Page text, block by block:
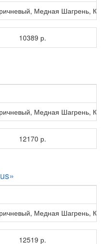
Медная Шагрень,
10389 р.
Медная Шагрень,
12170 р.
Медная Шагрень,
12519 р.